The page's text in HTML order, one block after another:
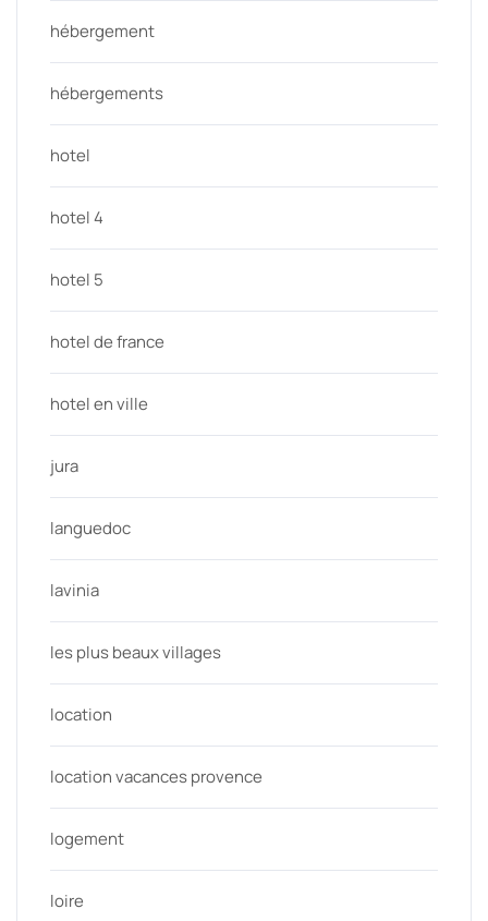
hébergement
hébergements
hotel
hotel 4
hotel 5
hotel de france
hotel en ville
jura
languedoc
lavinia
les plus beaux villages
location
location vacances provence
logement
loire